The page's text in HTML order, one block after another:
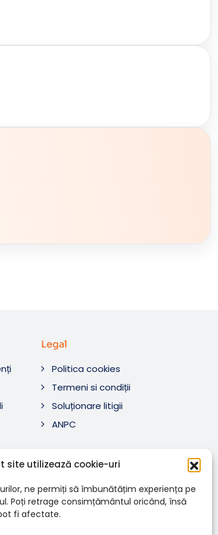
site utilizează cookie-uri
ne permiți să îmbunătățim experiența pe
Poți retrage consimțământul oricând, însă
fi afectate.
Legal
Politica cookies
Termeni si condiții
Soluționare litigii
ANPC